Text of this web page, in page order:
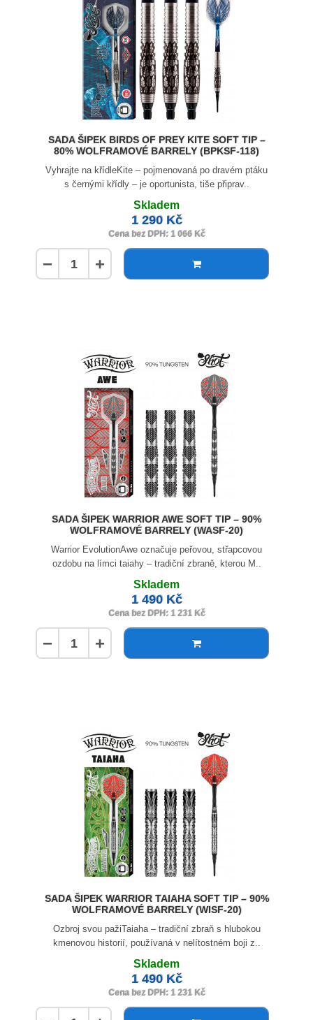
SADA ŠIPEK BIRDS OF PREY KITE SOFT TIP –
80% WOLFRAMOVÉ BARRELY (BPKSF-118)
Vyhrajte na křídleKite – pojmenovaná po dravém ptáku
s černými křídly – je oportunista, tiše připrav..
Skladem
1 290 Kč
Cena bez DPH: 1 066 Kč
− +
SADA ŠIPEK WARRIOR AWE SOFT TIP – 90%
WOLFRAMOVÉ BARRELY (WASF-20)
Warrior EvolutionAwe označuje peřovou, střapcovou
ozdobu na límci taiahy – tradiční zbraně, kterou M..
Skladem
1 490 Kč
Cena bez DPH: 1 231 Kč
− +
SADA ŠIPEK WARRIOR TAIAHA SOFT TIP – 90%
WOLFRAMOVÉ BARRELY (WISF-20)
Ozbroj svou pažiTaiaha – tradiční zbraň s hlubokou
kmenovou historií, používaná v nelítostném boji z..
Skladem
1 490 Kč
Cena bez DPH: 1 231 Kč